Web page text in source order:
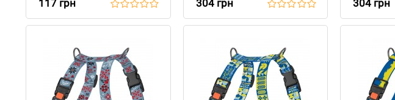
BronzeDog Active Черный
117 грн 304 грн 304 грн